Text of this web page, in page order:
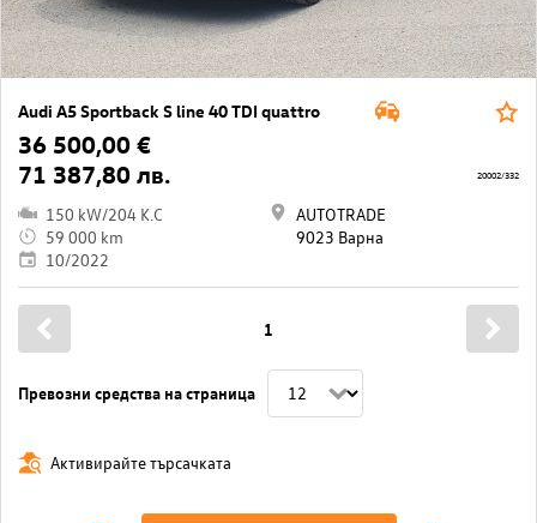
Audi A5 Sportback S line 40 TDI quattro
36 500,00 €
71 387,80 лв.
150 kW/204 K.C
59 000 km
10/2022
AUTOTRADE
9023 Варна
20002/332
Превозни средства на страница
1
Активирайте търсачката